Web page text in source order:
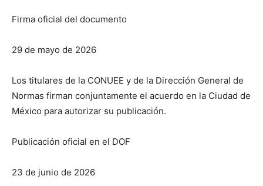
Firma oficial del documento
29 de mayo de 2026
Los titulares de la CONUEE y de la Dirección General de
Normas firman conjuntamente el acuerdo en la Ciudad de
México para autorizar su publicación.
Publicación oficial en el DOF
23 de junio de 2026